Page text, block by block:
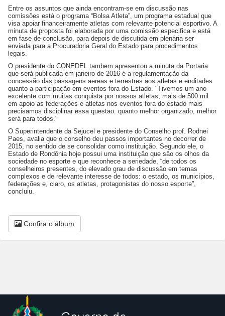
Entre os assuntos que ainda encontram-se em discussão nas
comissões está o programa “Bolsa Atleta”, um programa estadual que
visa apoiar financeiramente atletas com relevante potencial esportivo. A
minuta de proposta foi elaborada por uma comissão especifica e está
em fase de conclusão, para depois de discutida em plenária ser
enviada para a Procuradoria Geral do Estado para procedimentos
legais.
O presidente do CONEDEL tambem apresentou a minuta da Portaria
que será publicada em janeiro de 2016 é a regulamentação da
concessão das passagens aereas e terrestres aos atletas e enditades
quanto a participação em eventos fora do Estado. "Tivemos um ano
excelente com muitas conquista por nossos atletas, mais de 500 mil
em apoio as federações e atletas nos eventos fora do estado mais
precisamos disciplinar essa questao. quanto melhor organizado, melhor
será para todos."
O Superintendente da Sejucel e presidente do Conselho prof. Rodnei
Paes, avalia que o conselho deu passos importantes no decorrer de
2015, no sentido de se consolidar como instituição. Segundo ele, o
Estado de Rondônia hoje possui uma instituição que são os olhos da
sociedade no esporte e que reconhece a seriedade, “de todos os
conselheiros presentes, do elevado grau de discussão em temas
complexos e de relevante interesse de todos: o estado, os municípios,
federações e, claro, os atletas, protagonistas do nosso esporte”,
concluiu.
Confira o álbum